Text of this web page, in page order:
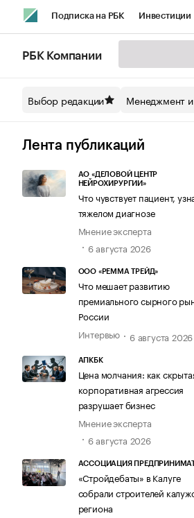
Подписка на РБК Инвестиции
Спецпроекты СПб
Технологии и медиа
РБК Компании
Выбор редакции Менеджмент и
Лента публикаций
АО «ДЕЛОВОЙ ЦЕНТР
НЕЙРОХИРУРГИИ»
Что чувствует пациент,
тяжелом диагнозе
Мнение эксперта
6 августа 2026
ООО «РЕММА ТРЕЙД»
Что мешает развитию
премиального сырного
России
Интервью
6 августа 2026
АПКБК
Цена молчания: как
корпоративная агрессия
разрушает бизнес
Мнение эксперта
6 августа 2026
АССОЦИАЦИЯ
«Стройдебаты» в Калуге
собрали строителей
региона